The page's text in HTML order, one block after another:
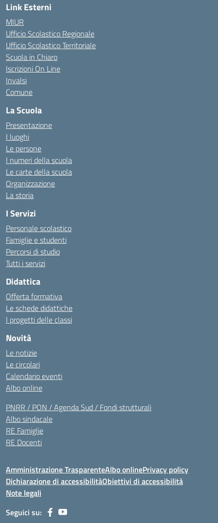
Link Esterni
MIUR
Ufficio Scolastico Regionale
Ufficio Scolastico Territoriale
Scuola in Chiaro
Iscrizioni On Line
Invalsi
Comune
La Scuola
Presentazione
I luoghi
Le persone
I numeri della scuola
Le carte della scuola
Organizzazione
La storia
I Servizi
Personale scolastico
Famiglie e studenti
Percorsi di studio
Tutti i servizi
Didattica
Offerta formativa
Le schede didattiche
I progetti delle classi
Novità
Le notizie
Le circolari
Calendario eventi
Albo online
PNRR / PON / Agenda Sud / Fondi strutturali
Albo sindacale
RE Famiglie
RE Docenti
Amministrazione TrasparenteAlbo onlinePrivacy policy
Dichiarazione di accessibilitàObiettivi di accessibilità
Note legali
Seguici su: